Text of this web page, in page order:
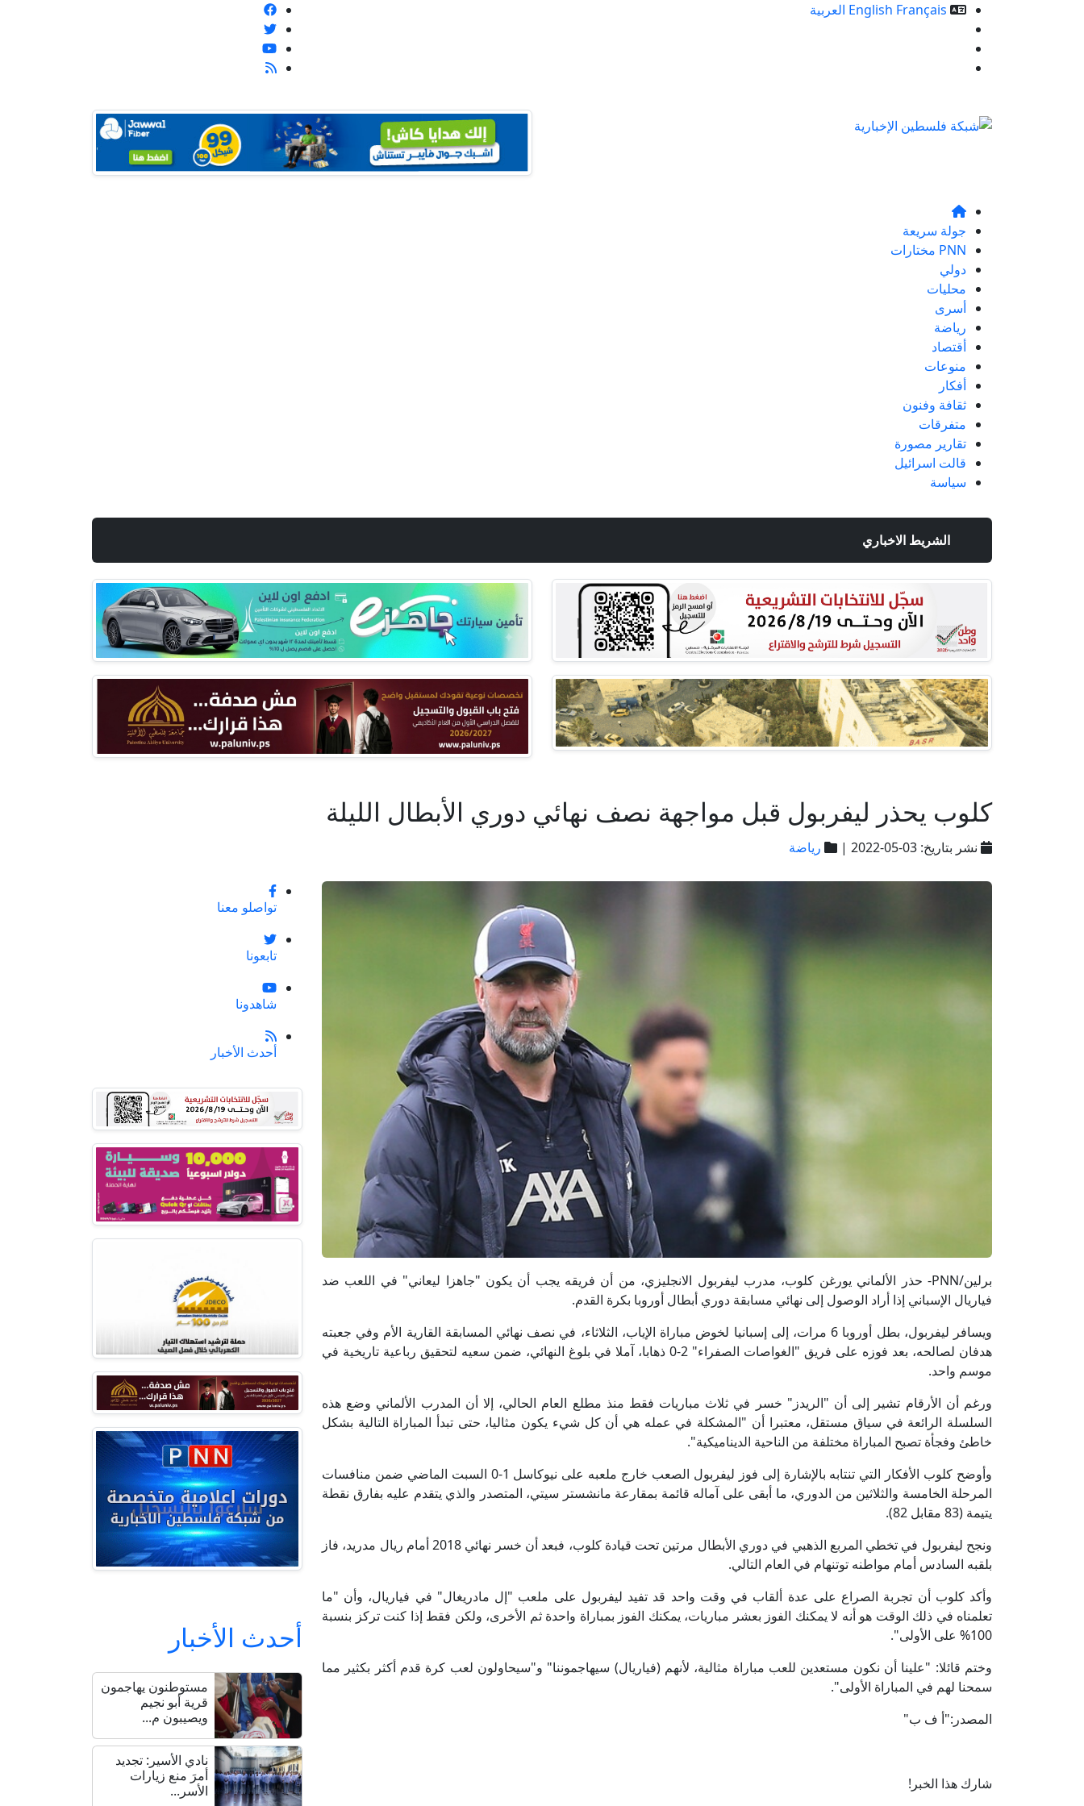
English Français
العربية
جولة سريعة
PNN مختارات
دولي
محليات
أسرى
رياضة
أقتصاد
منوعات
أفكار
ثقافة وفنون
متفرقات
تقارير مصورة
قالت اسرائيل
سياسة
الشريط الاخباري
كلوب يحذر ليفربول قبل مواجهة نصف نهائي دوري الأبطال الليلة
نشر بتاريخ: 03-05-2022 | رياضة
برلين/PNN- حذر الألماني يورغن كلوب، مدرب ليفربول الانجليزي، من أن فريقه يجب أن يكون "جاهزا ليعاني" في اللعب ضد
فياريال الإسباني إذا أراد الوصول إلى نهائي مسابقة دوري أبطال أوروبا بكرة القدم.
ويسافر ليفربول، بطل أوروبا 6 مرات، إلى إسبانيا لخوض مباراة الإياب، الثلاثاء، في نصف نهائي المسابقة القارية الأم وفي جعبته
هدفان لصالحه، بعد فوزه على فريق "الغواصات الصفراء" 2-0 ذهابا، آملا في بلوغ النهائي، ضمن سعيه لتحقيق رباعية تاريخية في
موسم واحد.
ورغم أن الأرقام تشير إلى أن "الريدز" خسر في ثلاث مباريات فقط منذ مطلع العام الحالي، إلا أن المدرب الألماني وضع هذه
السلسلة الرائعة في سياق مستقل، معتبرا أن "المشكلة في عمله هي أن كل شيء يكون مثاليا، حتى تبدأ المباراة التالية بشكل
خاطئ وفجأة تصبح المباراة مختلفة من الناحية الديناميكية".
وأوضح كلوب الأفكار التي تنتابه بالإشارة إلى فوز ليفربول الصعب خارج ملعبه على نيوكاسل 1-0 السبت الماضي ضمن منافسات
المرحلة الخامسة والثلاثين من الدوري، ما أبقى على آماله قائمة بمقارعة مانشستر سيتي، المتصدر والذي يتقدم عليه بفارق نقطة
يتيمة (83 مقابل 82).
ونجح ليفربول في تخطي المربع الذهبي في دوري الأبطال مرتين تحت قيادة كلوب، فبعد أن خسر نهائي 2018 أمام ريال مدريد، فاز
بلقبه السادس أمام مواطنه توتنهام في العام التالي.
وأكد كلوب أن تجربة الصراع على عدة ألقاب في وقت واحد قد تفيد ليفربول على ملعب "إل مادريغال" في فياريال، وأن "ما
تعلمناه في ذلك الوقت هو أنه لا يمكنك الفوز بعشر مباريات، يمكنك الفوز بمباراة واحدة ثم الأخرى، ولكن فقط إذا كنت تركز بنسبة
100% على الأولى".
وختم قائلا: "علينا أن نكون مستعدين للعب مباراة مثالية، لأنهم (فياريال) سيهاجموننا" و"سيحاولون لعب كرة قدم أكثر بكثير مما
سمحنا لهم في المباراة الأولى".
المصدر:"أ ف ب"
شارك هذا الخبر!
تواصلو معنا
تابعونا
شاهدونا
أحدث الأخبار
أحدث الأخبار
مستوطنون يهاجمون
قرية أبو نجيم
ويصيبون م...
نادي الأسير: تجديد
أمرَ منع زيارات
الأسر...